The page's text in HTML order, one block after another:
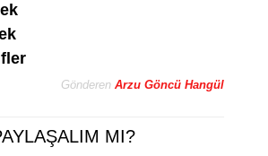
Gönderen Arzu Göncü Hangül
MI?